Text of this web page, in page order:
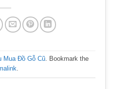
Mua Đồ Gỗ Cũ. Bookmark the
.